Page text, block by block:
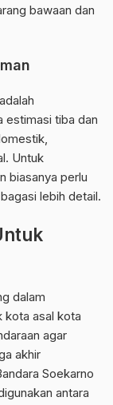
bawaan dan
estimasi tiba dan
Untuk
biasanya perlu
lebih detail.
dalam
kota asal kota
agar
akhir
Soekarno
antara